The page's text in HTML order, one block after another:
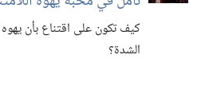
كيف تكون على اقتناع بأن
الشدة؟‏